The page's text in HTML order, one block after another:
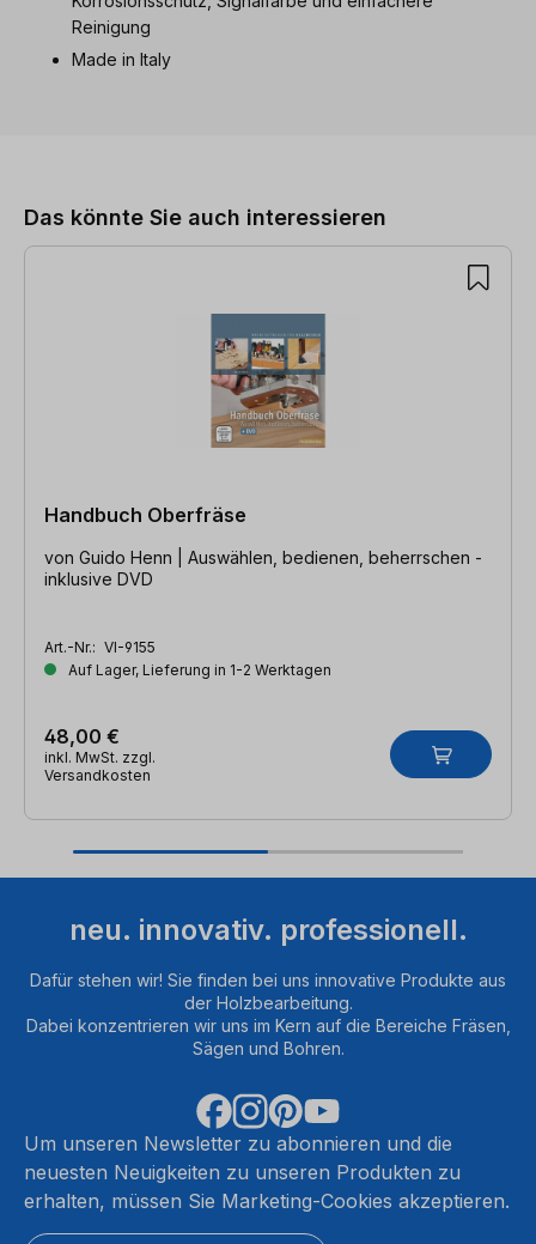
Reinigung
Made in Italy
Das könnte Sie auch interessieren
Handbuch Oberfräse
von Guido Henn | Auswählen, bedienen, beherrschen -
inklusive DVD
Art.-Nr.: VI-9155
Auf Lager, Lieferung in 1-2 Werktagen
48,00 €
inkl. MwSt. zzgl.
Versandkosten
neu. innovativ. professionell.
Dafür stehen wir! Sie finden bei uns innovative Produkte aus
der Holzbearbeitung.
Dabei konzentrieren wir uns im Kern auf die Bereiche Fräsen,
Sägen und Bohren.
Um unseren Newsletter zu abonnieren und die
neuesten Neuigkeiten zu unseren Produkten zu
erhalten, müssen Sie Marketing-Cookies akzeptieren.